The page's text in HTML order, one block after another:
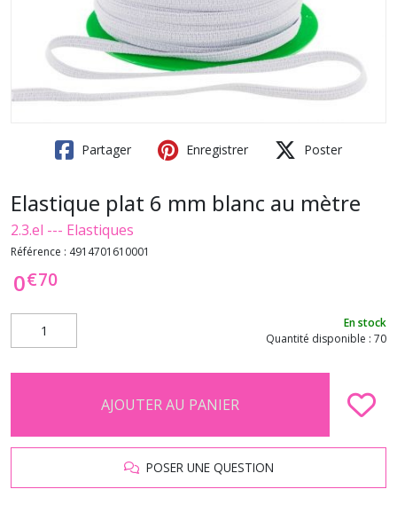
Partager Enregistrer Poster
Elastique plat 6 mm blanc au mètre
2.3.el --- Elastiques
Référence : 4914701610001
0€70
En stock
Quantité disponible : 70
AJOUTER AU PANIER
POSER UNE QUESTION